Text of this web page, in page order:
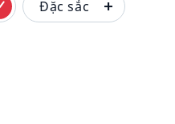
Đặc sắc